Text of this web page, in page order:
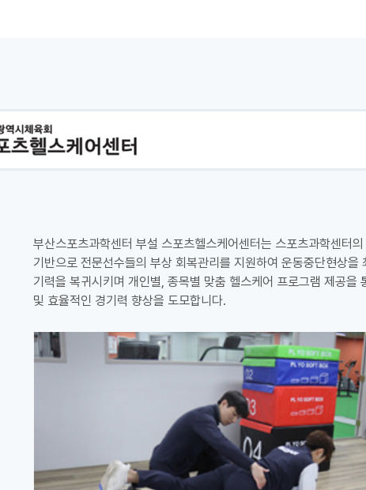
부산스포츠과학센터 부설 스포츠헬스케어센터는 스포츠과학센터
기반으로 전문선수들의 부상 회복관리를 지원하여 운동중단현상을
기력을 복귀시키며 개인별, 종목별 맞춤 헬스케어 프로그램 제공을
및 효율적인 경기력 향상을 도모합니다.